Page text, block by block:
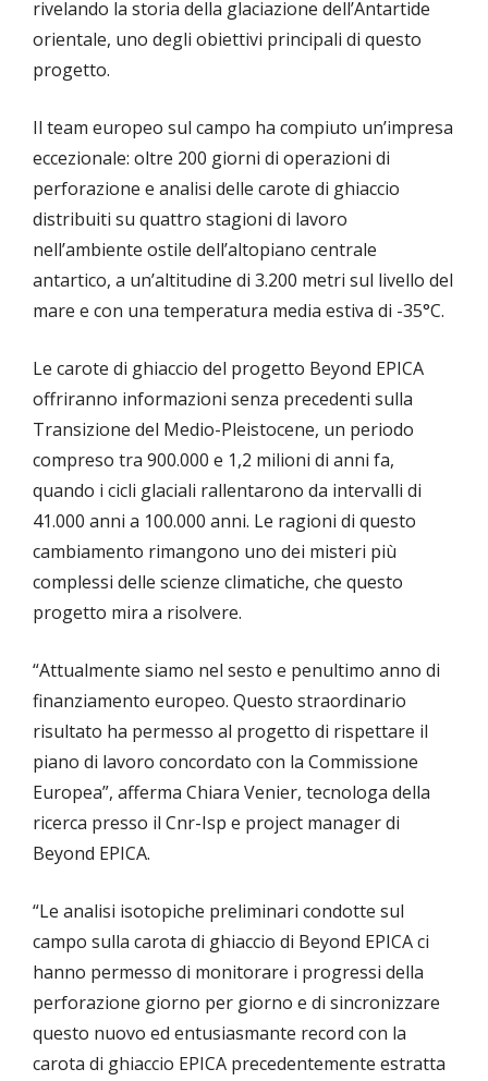
rivelando la storia della glaciazione dell’Antartide
orientale, uno degli obiettivi principali di questo
progetto.
Il team europeo sul campo ha compiuto un’impresa
eccezionale: oltre 200 giorni di operazioni di
perforazione e analisi delle carote di ghiaccio
distribuiti su quattro stagioni di lavoro
nell’ambiente ostile dell’altopiano centrale
antartico, a un’altitudine di 3.200 metri sul livello del
mare e con una temperatura media estiva di -35°C.
Le carote di ghiaccio del progetto Beyond EPICA
offriranno informazioni senza precedenti sulla
Transizione del Medio-Pleistocene, un periodo
compreso tra 900.000 e 1,2 milioni di anni fa,
quando i cicli glaciali rallentarono da intervalli di
41.000 anni a 100.000 anni. Le ragioni di questo
cambiamento rimangono uno dei misteri più
complessi delle scienze climatiche, che questo
progetto mira a risolvere.
“Attualmente siamo nel sesto e penultimo anno di
finanziamento europeo. Questo straordinario
risultato ha permesso al progetto di rispettare il
piano di lavoro concordato con la Commissione
Europea”, afferma Chiara Venier, tecnologa della
ricerca presso il Cnr-Isp e project manager di
Beyond EPICA.
“Le analisi isotopiche preliminari condotte sul
campo sulla carota di ghiaccio di Beyond EPICA ci
hanno permesso di monitorare i progressi della
perforazione giorno per giorno e di sincronizzare
questo nuovo ed entusiasmante record con la
carota di ghiaccio EPICA precedentemente estratta